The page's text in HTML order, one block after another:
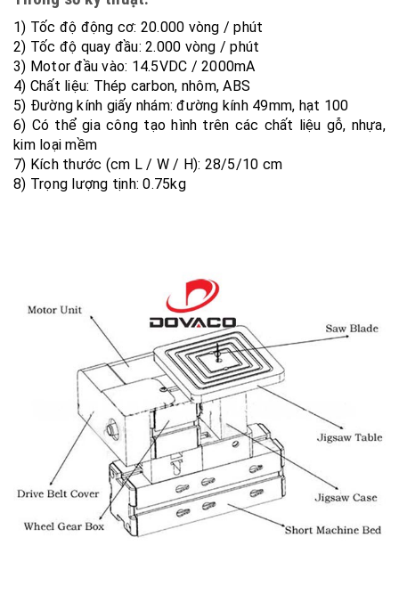
1) Tốc độ động cơ: 20.000 vòng / phút
2) Tốc độ quay đầu: 2.000 vòng / phút
3) Motor đầu vào: 14.5VDC / 2000mA
4) Chất liệu: Thép carbon, nhôm, ABS
5) Đường kính giấy nhám: đường kính 49mm, hạt 100
6) Có thể gia công tạo hình trên các chất liệu gỗ, nhựa,
kim loại mềm
7) Kích thước (cm L / W / H): 28/5/10 cm
8) Trọng lượng tịnh: 0.75kg